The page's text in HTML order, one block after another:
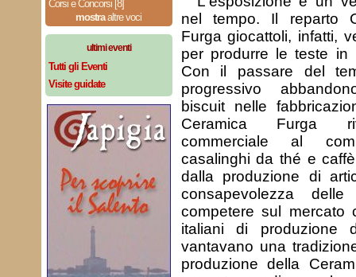
Corsi e Concorsi [8]
mostraaltre voci
ultimi eventi
Tutti gli Eventi
Visite guidate
nel tempo. Il reparto
Furga giocattoli, infatti,
per produrre le teste in
Con il passare del
progressivo
biscuit nelle
Ceramica Furga
commerciale al
casalinghi da thé e
dalla produzione di
consapevolezza
competere sul mercato
italiani di produzione
vantavano una
produzione della